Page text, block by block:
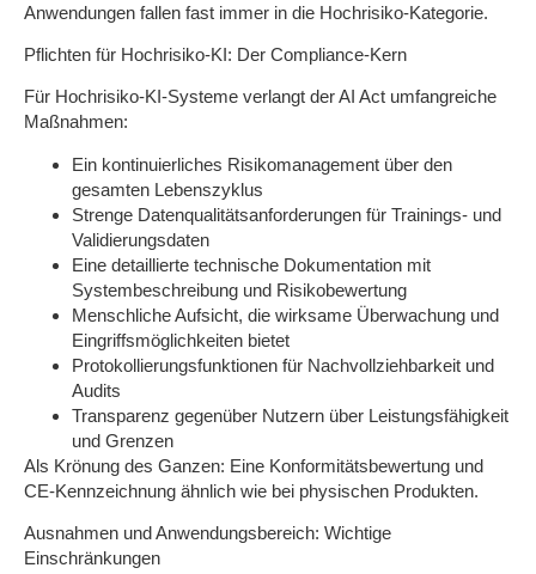
Anwendungen fallen fast immer in die Hochrisiko-Kategorie.
Pflichten für Hochrisiko-KI: Der Compliance-Kern
Für Hochrisiko-KI-Systeme verlangt der AI Act umfangreiche
Maßnahmen:
Ein kontinuierliches Risikomanagement über den
gesamten Lebenszyklus
Strenge Datenqualitätsanforderungen für Trainings- und
Validierungsdaten
Eine detaillierte technische Dokumentation mit
Systembeschreibung und Risikobewertung
Menschliche Aufsicht, die wirksame Überwachung und
Eingriffsmöglichkeiten bietet
Protokollierungsfunktionen für Nachvollziehbarkeit und
Audits
Transparenz gegenüber Nutzern über Leistungsfähigkeit
und Grenzen
Als Krönung des Ganzen: Eine Konformitätsbewertung und
CE-Kennzeichnung ähnlich wie bei physischen Produkten.
Ausnahmen und Anwendungsbereich: Wichtige
Einschränkungen